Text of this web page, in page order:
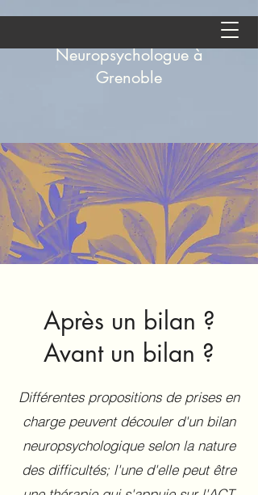
Neuropsychologue à
Grenoble
Après un bilan ?
Avant un bilan ?
Différentes propositions de prises en
charge peuvent découler d'un bilan
neuropsychologique selon la nature
des difficultés; l'une d'elle peut être